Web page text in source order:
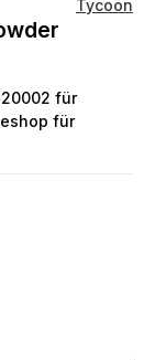
Tycoon
für
für